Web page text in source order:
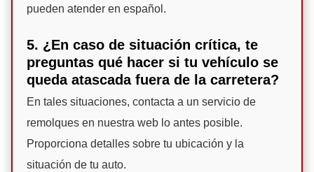
pueden atender en español.
5. ¿En caso de situación crítica, te
preguntas qué hacer si tu vehículo se
queda atascada fuera de la carretera?
En tales situaciones, contacta a un servicio de
remolques en nuestra web lo antes posible.
Proporciona detalles sobre tu ubicación y la
situación de tu auto.